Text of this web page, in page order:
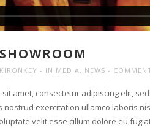
KIRONKEY IN MEDIA, NEWS
amet, consectetur adipiscing elit,
nostrud exercitation ullamco laboris
velit esse cillum dolore eu